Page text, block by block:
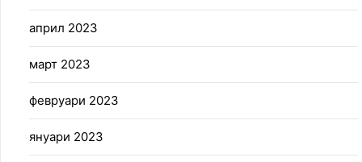
април 2023
март 2023
февруари 2023
януари 2023